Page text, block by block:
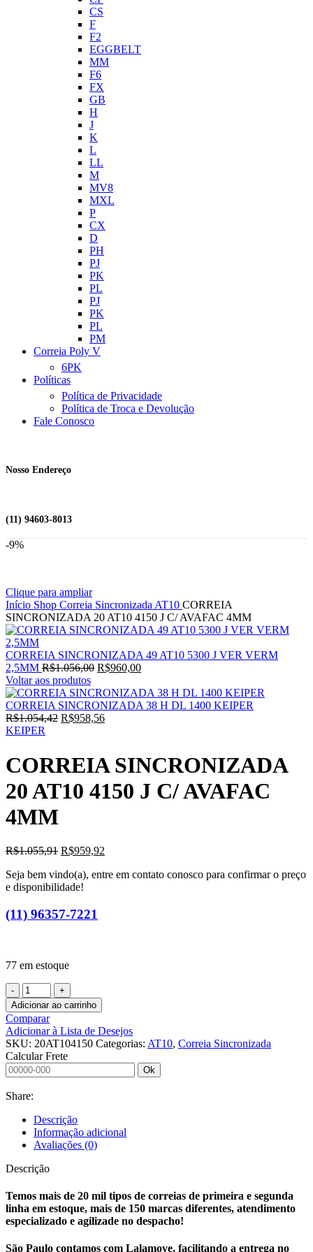
CS
F
F2
EGGBELT
MM
F6
FX
GB
H
J
K
L
LL
M
MV8
MXL
P
CX
D
PH
PJ
PK
PL
PJ
PK
PL
PM
Correia Poly V
6PK
Políticas
Política de Privacidade
Política de Troca e Devolução
Fale Conosco
Nosso Endereço
(11) 94603-8013
-9%
Clique para ampliar
Início Shop Correia SincronizadaAT10 CORREIA
SINCRONIZADA 20 AT10 4150 J C/ AVAFAC 4MM
CORREIA SINCRONIZADA 49 AT10 5300 J VER VERM
2,5MM R$1.056,00 O
original
era:
R$1.056,00.
R$960,00O
atual
é:
Voltar aos produtos
CORREIA SINCRONIZADA 38 H DL 1400 KEIPER
R$1.054,42 O
era:
R$1.054,42.
R$958,56O
R$958,56.
KEIPER
CORREIA SINCRONIZADA
20 AT10 4150 J C/ AVAFAC
4MM
R$1.055,91 O
original
era:
R$959,92
atual
Seja bem vindo(a), entre em contato conosco para confirmar o preço
e disponibilidade!
(11) 96357-7221
77 em estoque
CORREIA
SINCRONIZADA
20
AT10
4150
J
C/
AVAFAC
quantidade
Adicionar ao carrinho
Comparar
Adicionar à Lista de Desejos
SKU: 20AT104150 Categorias: AT10, Correia Sincronizada
Calcular Frete
Ok
Share:
Descrição
Informação adicional
Avaliações (0)
Descrição
Temos mais de 20 mil tipos de correias de primeira e segunda
linha em estoque, mais de 150 marcas diferentes, atendimento
especializado e agilizade no despacho!
São Paulo contamos com Lalamove, facilitando a entrega no